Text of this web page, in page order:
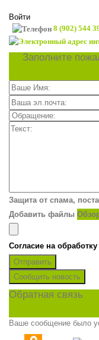
Войти
8 (902) 544
Заполните
Защита от спама,
Добавить файлы
Согласие на
Отправить
Сообщить новость
Обратная связь
Ваше сообщение было